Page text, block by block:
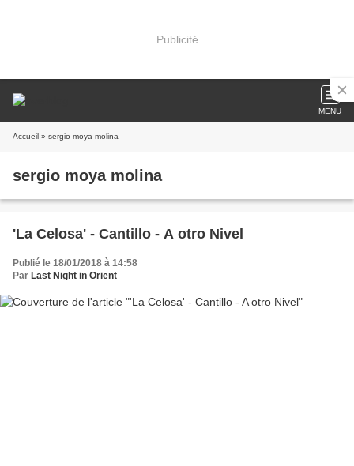
Publicité
MENU
Accueil » sergio moya molina
sergio moya molina
'La Celosa' - Cantillo - A otro Nivel
Publié le 18/01/2018 à 14:58
Par Last Night in Orient